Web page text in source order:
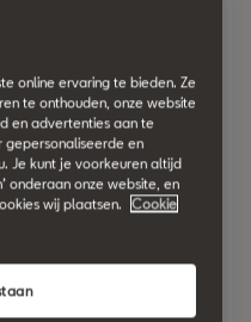
online ervaring te bieden. Ze
te onthouden, onze website
en advertenties aan te
gepersonaliseerde en
Je kunt je voorkeuren altijd
onderaan onze website, en
wij plaatsen.
Cookie